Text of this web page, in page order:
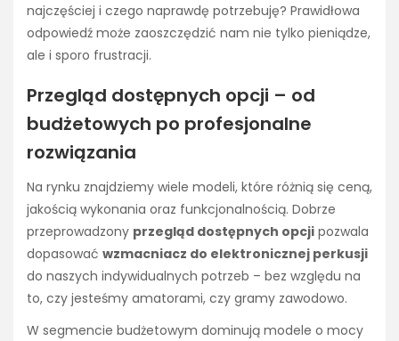
najczęściej i czego naprawdę potrzebuję? Prawidłowa
odpowiedź może zaoszczędzić nam nie tylko pieniądze,
ale i sporo frustracji.
Przegląd dostępnych opcji – od
budżetowych po profesjonalne
rozwiązania
Na rynku znajdziemy wiele modeli, które różnią się ceną,
jakością wykonania oraz funkcjonalnością. Dobrze
przeprowadzony przegląd dostępnych opcji pozwala
dopasować wzmacniacz do elektronicznej perkusji
do naszych indywidualnych potrzeb – bez względu na
to, czy jesteśmy amatorami, czy gramy zawodowo.
W segmencie budżetowym dominują modele o mocy